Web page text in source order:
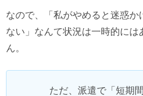
なので、「私がやめると迷惑
ない」なんて状況は一時的に
ん。
ただ、派遣で「短期